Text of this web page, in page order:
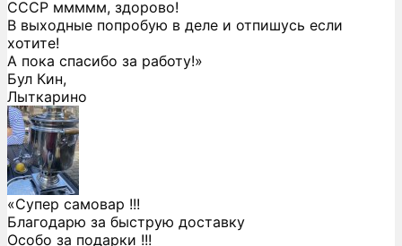
СССР ммммм, здорово!
В выходные попробую в деле и отпишусь если
хотите!
А пока спасибо за работу!»
Бул Кин,
Лыткарино
«Супер самовар !!!
Благодарю за быструю доставку
Особо за подарки !!!